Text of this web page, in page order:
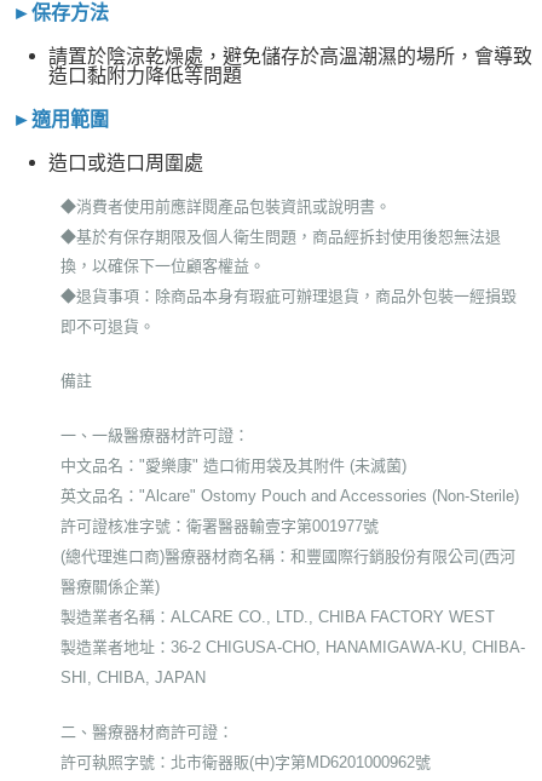
►保存方法
請置於陰涼乾燥處，避免儲存於高溫潮濕的場所，會導致
造口黏附力降低等問題
►適用範圍
造口或造口周圍處
◆消費者使用前應詳閱產品包裝資訊或說明書。
◆基於有保存期限及個人衛生問題，商品經拆封使用後恕無法退
換，以確保下一位顧客權益。
◆退貨事項：除商品本身有瑕疵可辦理退貨，商品外包裝一經損毀
即不可退貨。
備註
一、一級醫療器材許可證：
中文品名："愛樂康" 造口術用袋及其附件 (未滅菌)
英文品名："Alcare" Ostomy Pouch and Accessories (Non-Sterile)
許可證核准字號：衛署醫器輸壹字第001977號
(總代理進口商)醫療器材商名稱：和豐國際行銷股份有限公司(西河
醫療關係企業)
製造業者名稱：ALCARE CO., LTD., CHIBA FACTORY WEST
製造業者地址：36-2 CHIGUSA-CHO, HANAMIGAWA-KU, CHIBA-
SHI, CHIBA, JAPAN
二、醫療器材商許可證：
許可執照字號：北市衛器販(中)字第MD6201000962號